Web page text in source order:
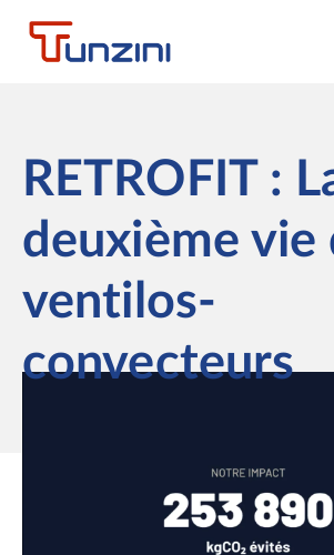
RETROFIT :
deuxième vie
ventilos-
convecteurs